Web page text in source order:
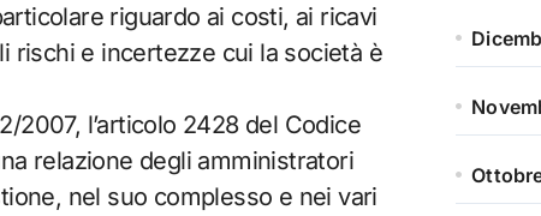
riguardo ai costi, ai ricavi
rischi e incertezze cui la società è
2007, l’articolo 2428 del Codice
relazione degli amministratori
nel suo complesso e nei vari